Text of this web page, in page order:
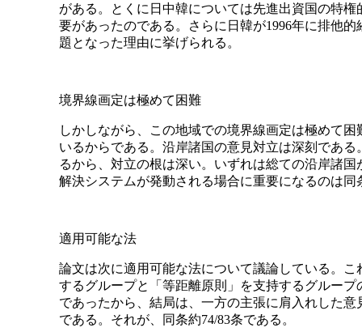
がある。とくに日中韓については先進出資国の特
要があったのである。さらに日韓が1996年に排他
題となった理由に挙げられる。
境界線画定は極めて困難
しかしながら、この地域での境界線画定は極めて
いるからである。沿岸諸国の意見対立は深刻であ
るから、対立の根は深い。いずれは総ての沿岸諸
解決システムが発動される場合に重要になるのは
適用可能な法
論文は次に適用可能な法について議論している。
するグループと「等距離原則」を支持するグルー
であったから、結局は、一方の主張に肩入れした
である。それが、同条約74/83条である。